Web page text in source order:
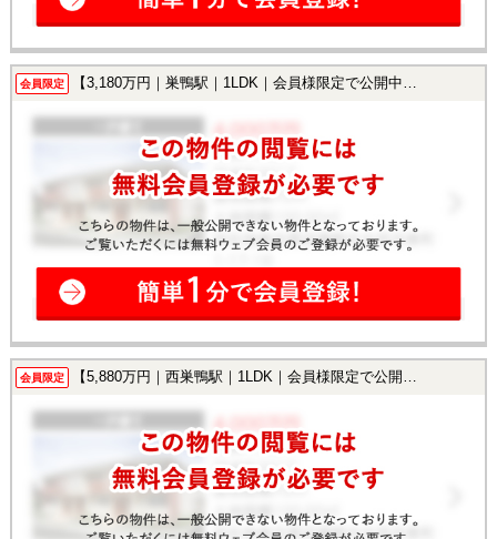
会員限定 【3,180万円｜巣鴨駅｜1LDK｜会員様限定で公開中！】
会員限定 【5,880万円｜西巣鴨駅｜1LDK｜会員様限定で公開中！】